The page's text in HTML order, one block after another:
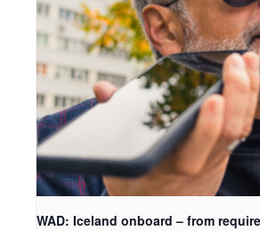
WAD: Iceland onboard – from